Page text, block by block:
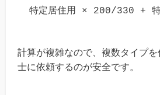
計算が複雑なので、複数タイプ
士に依頼するのが安全です。